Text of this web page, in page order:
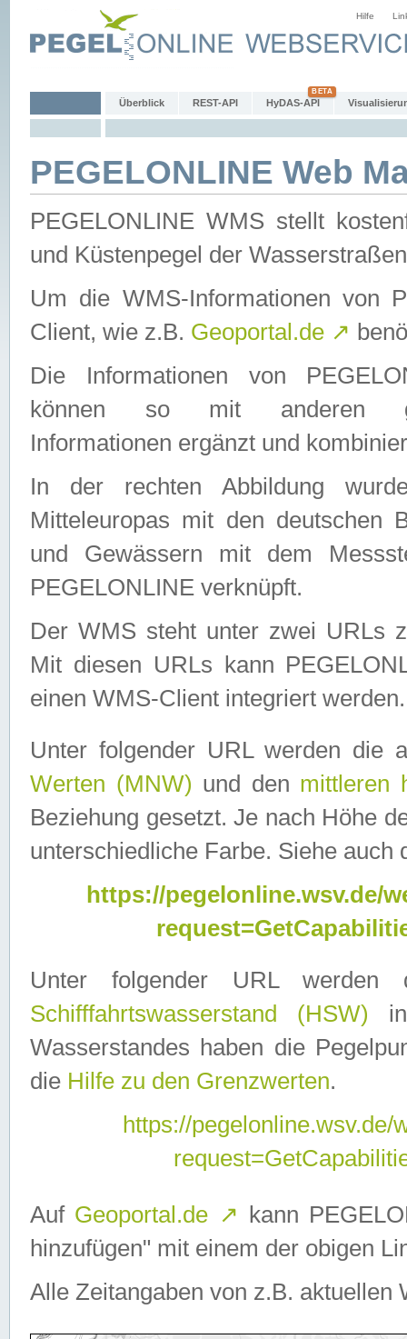
Hilfe
Überblick REST-API HyDAS-API
PEGELONLINE Web
PEGELONLINE WMS stellt
und Küstenpegel der
Um die WMS-Informationen von
Client, wie z.B. Geoportal.de ↗
Die Informationen von
können so mit anderen
Informationen ergänzt und
In der rechten Abbildung
Mitteleuropas mit den deutschen
und Gewässern mit dem
PEGELONLINE verknüpft.
Der WMS steht unter zwei URLs
Mit diesen URLs kann
einen WMS-Client integriert werden.
Unter folgender URL werden die
Werten (MNW) und den mittleren
Beziehung gesetzt. Je nach Höhe
unterschiedliche Farbe. Siehe auch
https://pegelonline.wsv.de/
Unter folgender URL
Schifffahrtswasserstand (HSW)
Wasserstandes haben die
die Hilfe zu den Grenzwerten.
https://
Auf Geoportal.de ↗ kann
hinzufügen" mit einem der obigen
Alle Zeitangaben von z.B. aktuellen